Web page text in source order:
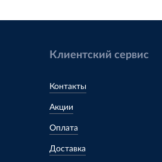
Клиентский сервис
Контакты
Акции
Оплата
Доставка